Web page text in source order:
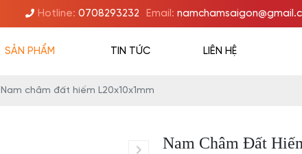
Hotline: 0708293232 Email:
SẢN PHẨM TIN TỨC LIÊN HỆ
Nam châm đất hiếm L20x10x1mm
Nam Châm Đất